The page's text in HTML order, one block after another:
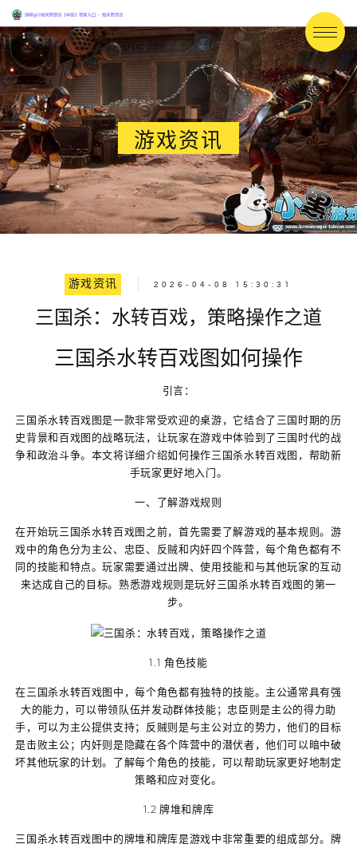
游戏资讯
游戏资讯 2026-04-08 15:30:31
三国杀：水转百戏，策略操作之道
三国杀水转百戏图如何操作
引言：
三国杀水转百戏图是一款非常受欢迎的桌游，它结合了三国时期的历
史背景和百戏图的战略玩法，让玩家在游戏中体验到了三国时代的战
争和政治斗争。本文将详细介绍如何操作三国杀水转百戏图，帮助新
手玩家更好地入门。
一、了解游戏规则
在开始玩三国杀水转百戏图之前，首先需要了解游戏的基本规则。游
戏中的角色分为主公、忠臣、反贼和内奸四个阵营，每个角色都有不
同的技能和特点。玩家需要通过出牌、使用技能和与其他玩家的互动
来达成自己的目标。熟悉游戏规则是玩好三国杀水转百戏图的第一
步。
1.1 角色技能
在三国杀水转百戏图中，每个角色都有独特的技能。主公通常具有强
大的能力，可以带领队伍并发动群体技能；忠臣则是主公的得力助
手，可以为主公提供支持；反贼则是与主公对立的势力，他们的目标
是击败主公；内奸则是隐藏在各个阵营中的潜伏者，他们可以暗中破
坏其他玩家的计划。了解每个角色的技能，可以帮助玩家更好地制定
策略和应对变化。
1.2 牌堆和牌库
三国杀水转百戏图中的牌堆和牌库是游戏中非常重要的组成部分。牌